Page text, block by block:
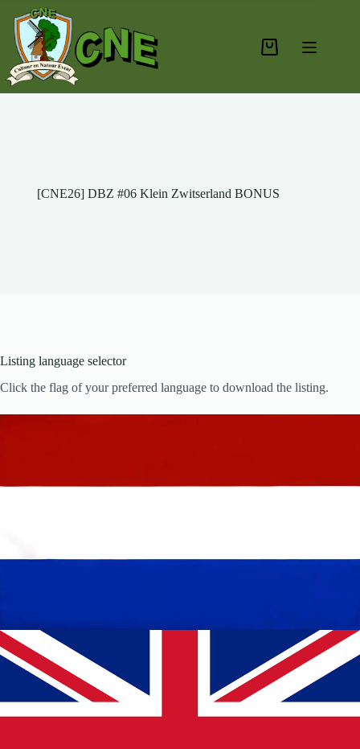
naar
inhoud
Winkelwagen
[CNE26] DBZ #06 Klein Zwitserland BONUS
Listing language selector
Click the flag of your preferred language to download the listing.